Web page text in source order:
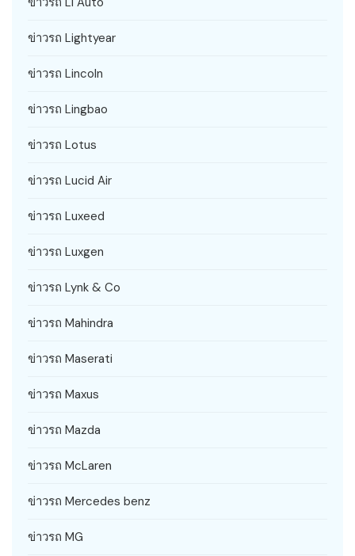
ข่าวรถ Lightyear
ข่าวรถ Lincoln
ข่าวรถ Lingbao
ข่าวรถ Lotus
ข่าวรถ Lucid Air
ข่าวรถ Luxeed
ข่าวรถ Luxgen
ข่าวรถ Lynk & Co
ข่าวรถ Mahindra
ข่าวรถ Maserati
ข่าวรถ Maxus
ข่าวรถ Mazda
ข่าวรถ McLaren
ข่าวรถ Mercedes benz
ข่าวรถ MG